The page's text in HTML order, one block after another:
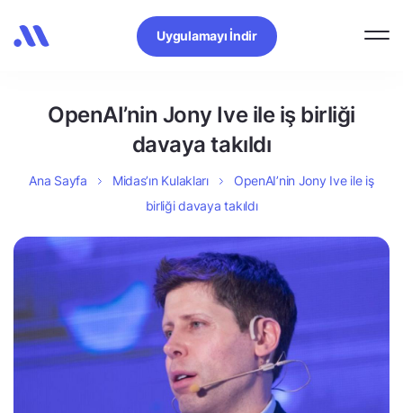
Uygulamayı İndir
OpenAI’nin Jony Ive ile iş birliği
davaya takıldı
Ana Sayfa Midas’ın Kulakları
OpenAI’nin Jony Ive ile iş
birliği davaya takıldı